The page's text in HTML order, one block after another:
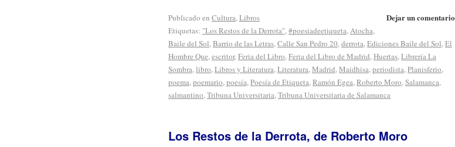
Dejar un comentario
Publicado en Cultura, Libros
Etiquetas: "Los Restos de la Derrota", #poesiadeetiqueta, Atocha,
Baile del Sol, Barrio de las Letras, Calle San Pedro 20, derrota, Ediciones Baile del Sol, El
Hombre Que, escritor, Feria del Libro, Feria del Libro de Madrid, Huertas, Librería La
Sombra, libro, Libros y Literatura, Literatura, Madrid, Maidhisa, periodista, Planisferio,
poema, poemario, poesía, Poesía de Etiqueta, Ramón Egea, Roberto Moro, Salamanca,
salmantino, Tribuna Universitaria, Tribuna Universitaria de Salamanca
Los Restos de la Derrota, de Roberto Moro